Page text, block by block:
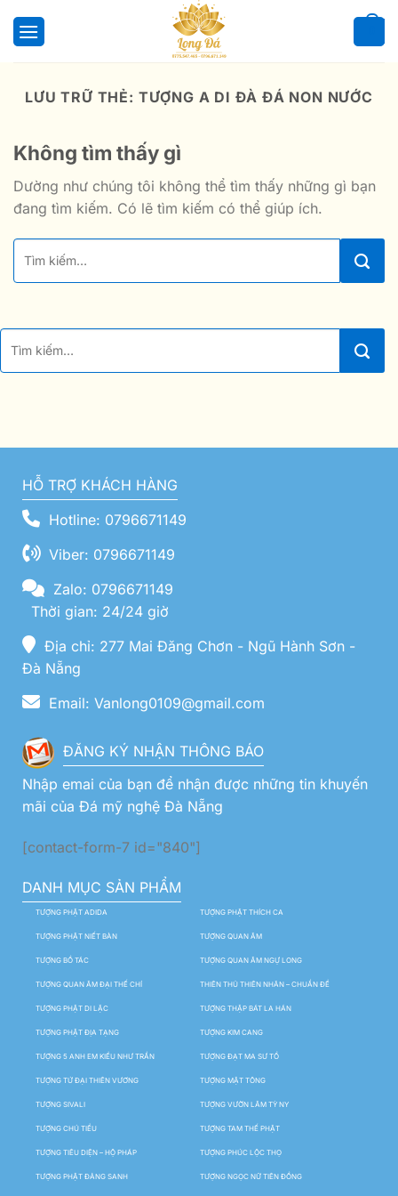
qua
LƯU TRỮ THẺ: TƯỢNG A DI ĐÀ ĐÁ NON NƯỚC
Không tìm thấy gì
Dường như chúng tôi không thể tìm thấy những gì bạn
đang tìm kiếm. Có lẽ tìm kiếm có thể giúp ích.
HỖ TRỢ KHÁCH HÀNG
Hotline: 0796671149
Viber: 0796671149
Zalo: 0796671149
Thời gian: 24/24 giờ
Địa chỉ: 277 Mai Đăng Chơn - Ngũ Hành Sơn -
Đà Nẵng
Email: Vanlong0109@gmail.com
ĐĂNG KÝ NHẬN THÔNG BÁO
Nhập emai của bạn để nhận được những tin khuyến
mãi của Đá mỹ nghệ Đà Nẵng
[contact-form-7 id="840"]
DANH MỤC SẢN PHẨM
TƯỢNG PHẬT ADIDA TƯỢNG PHẬT THÍCH CA
TƯỢNG PHẬT NIẾT BÀN TƯỢNG QUAN ÂM
TƯỢNG BỒ TÁC TƯỢNG QUAN ÂM NGỰ LONG
TƯỢNG QUAN ÂM ĐẠI THẾ CHÍ THIÊN THỦ THIÊN NHÃN – CHUẨN ĐỀ
TƯỢNG PHẬT DI LẶC TƯỢNG THẬP BÁT LA HÁN
TƯỢNG PHẬT ĐỊA TẠNG TƯỢNG KIM CANG
TƯỢNG 5 ANH EM KIỀU NHƯ TRẦN TƯỢNG ĐẠT MA SƯ TỔ
TƯỢNG TỨ ĐẠI THIÊN VƯƠNG TƯỢNG MẬT TÔNG
TƯỢNG SIVALI TƯỢNG VƯỜN LÂM TỲ NY
TƯỢNG CHÚ TIỂU TƯỢNG TAM THẾ PHẬT
TƯỢNG TIÊU DIỆN – HỘ PHÁP TƯỢNG PHÚC LỘC THỌ
TƯỢNG PHẬT ĐẢNG SANH TƯỢNG NGỌC NỮ TIÊN ĐỒNG